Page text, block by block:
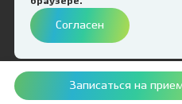
Записаться на
Согласен
НЕОБХОДИМА
СПЕЦИАЛИСТА